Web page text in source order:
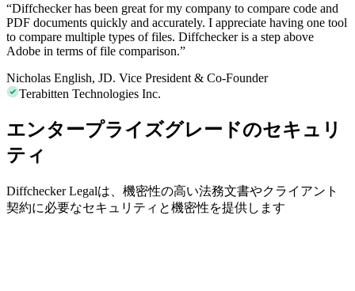
“Diffcheckerhas been great for my company to compare code and
PDF documents quickly and accurately. I appreciate having one tool
to compare multiple types of files. Diffchecker is a step above
Adobe in terms of file comparison.”
Nicholas English, JD. Vice President & Co-Founder
Terabitten Technologies Inc.
エンタープライズグレードのセキュリ
ティ
Diffchecker Legalは、機密性の高い法務文書やクライアント
契約に必要なセキュリティと機密性を提供します